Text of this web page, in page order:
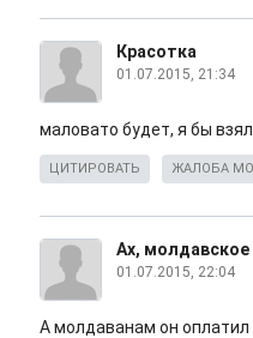
Красотка
01.07.2015, 21:34
маловато будет, я бы
ЦИТИРОВАТЬ ЖАЛОБА
Ах, молдавское
01.07.2015, 22:04
А молдаванам он оплатил